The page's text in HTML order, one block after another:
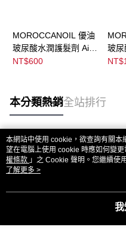
MOROCCANOIL 優油
玻尿酸水潤護髮劑 Airy
Moisture Conditioning
NT$600
玻尿
本分類熱銷全站排行
熱門標籤
本網站中使用 cookie，欲查詢有關
望在電腦上使用 cookie 時應如何變
權條款 」之 Cookie 聲明。您繼續使
用條款之 Cookie 聲明使用 cookie。
了解更多 >
我